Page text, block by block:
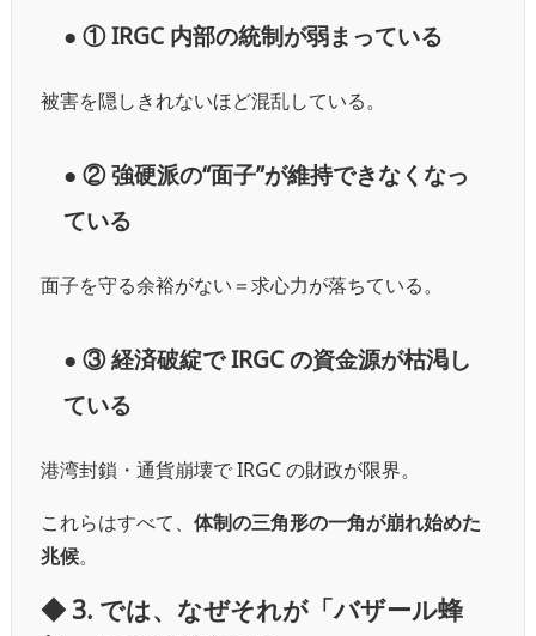
● ① IRGC 内部の統制が弱まっている
被害を隠しきれないほど混乱している。
● ② 強硬派の“面子”が維持できなくなっ
ている
面子を守る余裕がない＝求心力が落ちている。
● ③ 経済破綻で IRGC の資金源が枯渇し
ている
港湾封鎖・通貨崩壊で IRGC の財政が限界。
これらはすべて、 体制の三角形の一角が崩れ始めた
兆候。
◆ 3. では、なぜそれが「バザール蜂